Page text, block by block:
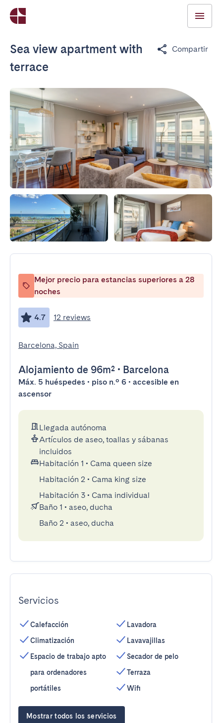
Sea view apartment with
terrace
Compartir
Mejor precio para estancias superiores a 28
noches
4.7 12 reviews
Barcelona, Spain
Alojamiento de 96m² • Barcelona
Máx. 5 huéspedes • piso n.º 6 • accesible en
ascensor
Llegada autónoma
Artículos de aseo, toallas y sábanas
incluidos
Habitación 1 • Cama queen size
Habitación 2 • Cama king size
Habitación 3 • Cama individual
Baño 1 • aseo, ducha
Baño 2 • aseo, ducha
Servicios
Calefacción
Climatización
Espacio de trabajo apto
para ordenadores
portátiles
Lavadora
Lavavajillas
Secador de pelo
Terraza
Wifi
Mostrar todos los servicios